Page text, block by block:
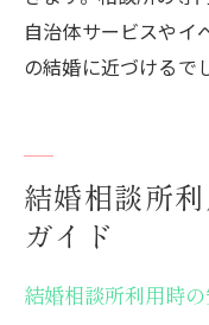
自治体サービスやイ
の結婚に近づけるで
結婚相談所
ガイド
結婚相談所利用時